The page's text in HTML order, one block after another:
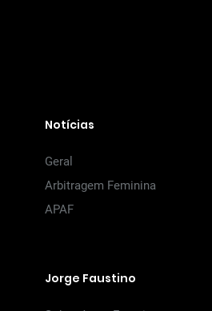
Notícias
Geral
Arbitragem Feminina
APAF
Jorge Faustino